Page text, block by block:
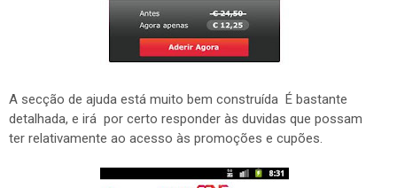
A secção de ajuda está muito bem construída É bastante
detalhada, e irá por certo responder às duvidas que possam
ter relativamente ao acesso às promoções e cupões.